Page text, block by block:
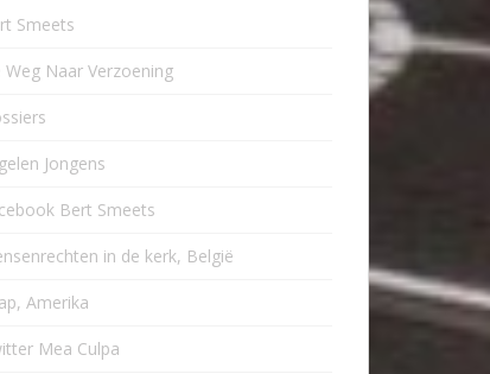
Smeets
Weg Naar Verzoening
Jongens
Bert Smeets
in de kerk, België
Amerika
Mea Culpa